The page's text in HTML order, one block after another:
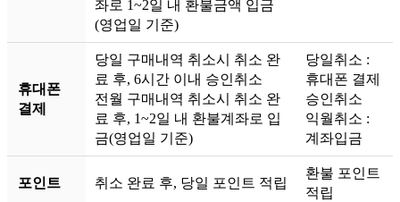
좌로 1~2일 내 환불금액 입금
(영업일 기준)
휴대폰
결제
당일 구매내역 취소시 취소 완
료 후, 6시간 이내 승인취소
전월 구매내역 취소시 취소 완
료 후, 1~2일 내 환불계좌로 입
금(영업일 기준)
당일취소 :
휴대폰 결제
승인취소
익월취소 :
계좌입금
포인트 취소 완료 후, 당일 포인트 적립
환불 포인트
적립